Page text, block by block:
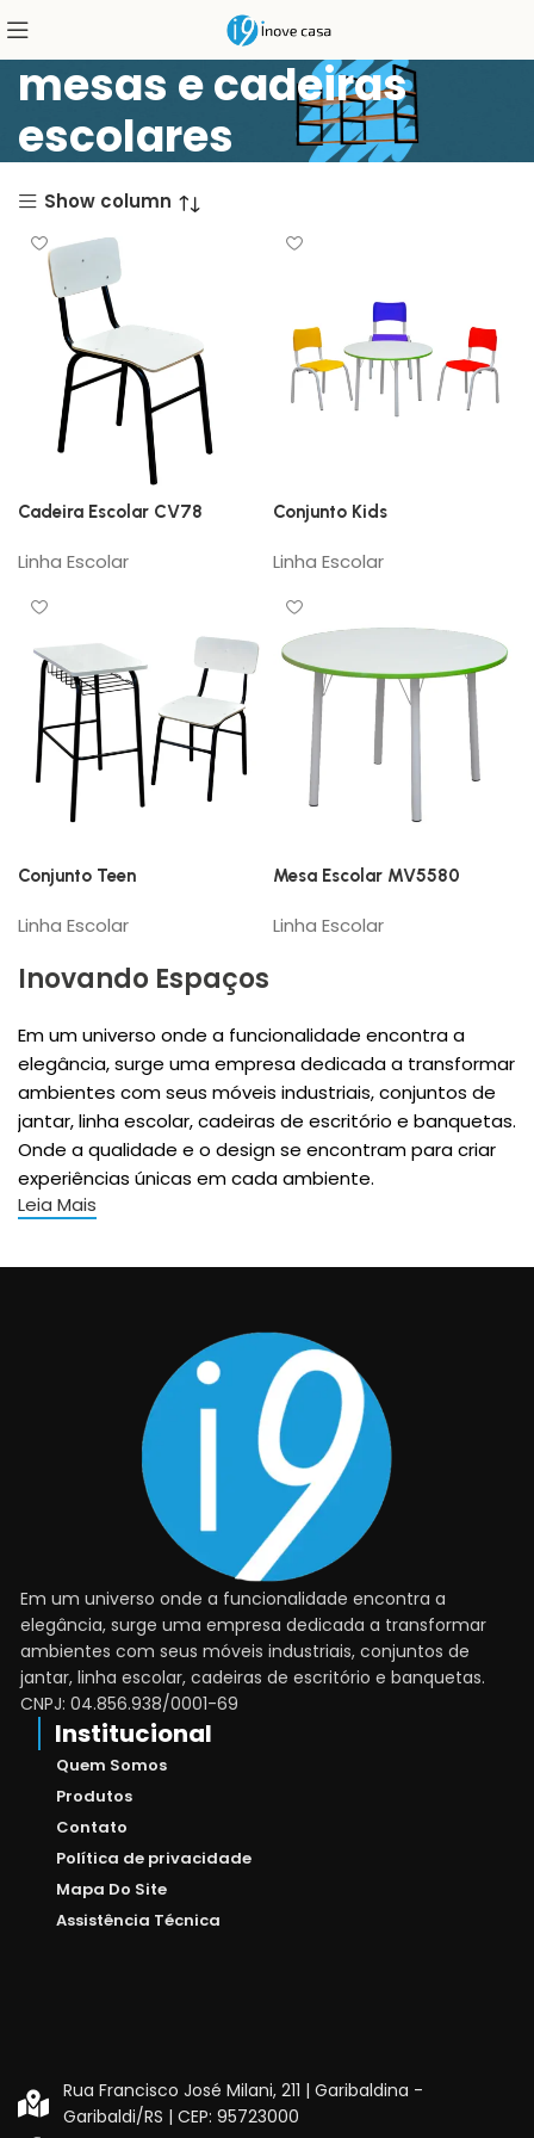
mesas e cadeiras
escolares
Show column
Cadeira Escolar CV78
Linha Escolar
Conjunto Kids
Linha Escolar
Conjunto Teen
Linha Escolar
Mesa Escolar MV5580
Linha Escolar
Inovando Espaços
Em um universo onde a funcionalidade encontra a
elegância, surge uma empresa dedicada a transformar
ambientes com seus móveis industriais, conjuntos de
jantar, linha escolar, cadeiras de escritório e banquetas.
Onde a qualidade e o design se encontram para criar
experiências únicas em cada ambiente.
unem, os móveis industriais se destacam como
símbolos de resistência e beleza. Cada peça é
cuidadosamente projetada para agregar
personalidade aos ambientes, seja em residências
contemporâneas ou em espaços comerciais
inovadores. Nossos móveis industriais não são apenas
funcionais, são verdadeiras obras de arte que elevam
qualquer espaço a um novo patamar de sofisticação.
Conjuntos de Jantar: O Encontro Perfeito entre
Conforto e Estilo
Reunir amigos e familiares em torno de uma mesa é
uma experiência que vai além da simples alimentação.
É um momento de conexão, de compartilhar histórias e
criar memórias inesquecíveis. Oferecemos conjuntos
de jantar que combinam conforto, elegância e
praticidade, transformando cada refeição em um
evento especial.
Linha Escolar: O Ambiente Propício para o
Aprendizado
concentração, incentivando o aprendizado e a
criatividade. Nossa linha escolar é projetada para
Leia Mais
Em um universo onde a funcionalidade encontra a
elegância, surge uma empresa dedicada a transformar
ambientes com seus móveis industriais, conjuntos de
jantar, linha escolar, cadeiras de escritório e banquetas.
CNPJ: 04.856.938/0001-69
Institucional
Quem Somos
Produtos
Contato
Política de privacidade
Mapa Do Site
Assistência Técnica
Rua Francisco José Milani, 211 | Garibaldina -
Garibaldi/RS | CEP: 95723000